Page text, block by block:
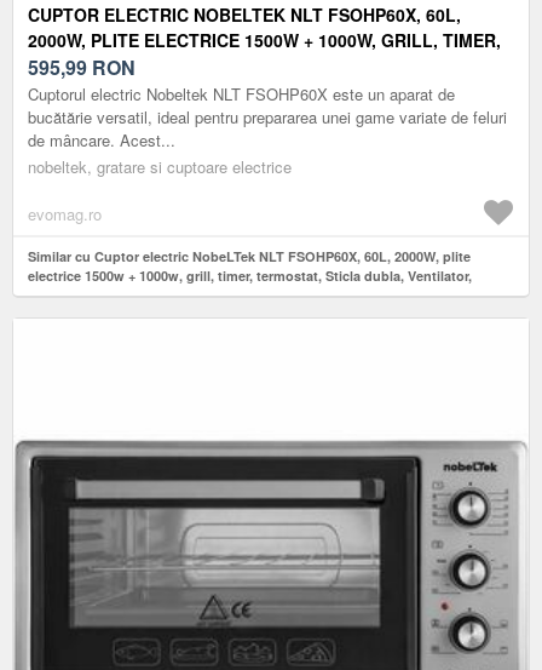
CUPTOR ELECTRIC NOBELTEK NLT FSOHP60X, 60L,
2000W, PLITE ELECTRICE 1500W + 1000W, GRILL, TIMER,
TERMOSTAT, STICLA DUBLA, VENTILATOR, ILUMINARE
(GRI)
595,99 RON
Cuptorul electric Nobeltek NLT FSOHP60X este un aparat de
bucătărie versatil, ideal pentru prepararea unei game variate de feluri
de mâncare. Acest...
nobeltek, gratare si cuptoare electrice
evomag.ro
Similar cu Cuptor electric NobeLTek NLT FSOHP60X, 60L, 2000W, plite
electrice 1500w + 1000w, grill, timer, termostat, Sticla dubla, Ventilator,
Iluminare (Gri)